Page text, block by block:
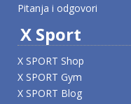
Pitanja i odgovori
X Sport
X SPORT Shop
X SPORT Gym
X SPORT Blog